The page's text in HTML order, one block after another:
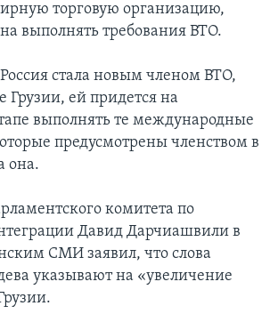
торговую организацию,
выполнять требования ВТО.
стала новым членом ВТО,
Грузии, ей придется на
выполнять те международные
предусмотрены членством в
она.
комитета по
Давид Дарчиашвили в
СМИ заявил, что слова
указывают на «увеличение